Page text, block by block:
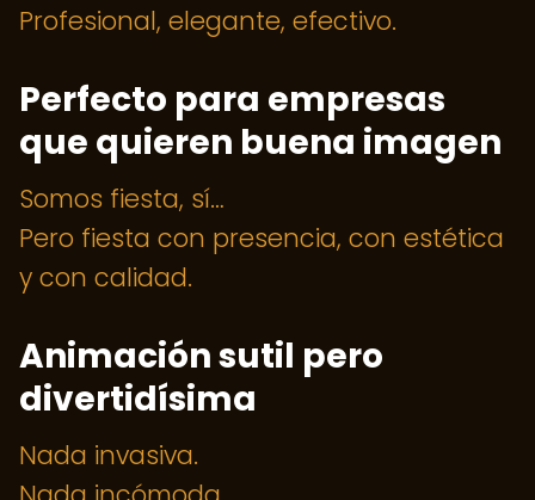
Profesional, elegante, efectivo.
Perfecto para empresas
que quieren buena imagen
Somos fiesta, sí…
Pero fiesta con presencia, con estética
y con calidad.
Animación sutil pero
divertidísima
Nada invasiva.